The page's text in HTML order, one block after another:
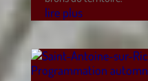
lire plus